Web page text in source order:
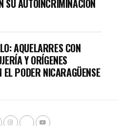
SU AUTOINCRIMINACIÓN
AQUELARRES CON
Y ORÍGENES
PODER NICARAGÜENSE